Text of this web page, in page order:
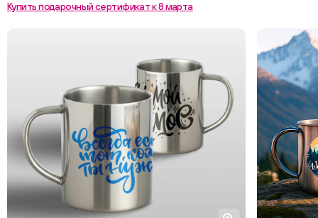
Купить подарочный сертификат к 8 марта